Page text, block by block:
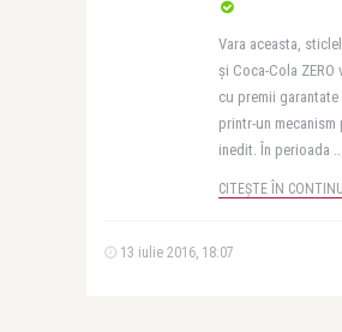
Vara aceasta,
și Coca-Cola ZERO
cu premii
printr-un mecanism
inedit. În perioada ..
CITEȘTE ÎN
13 iulie 2016, 18:07